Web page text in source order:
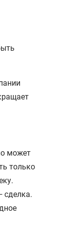
может
только
сделка.